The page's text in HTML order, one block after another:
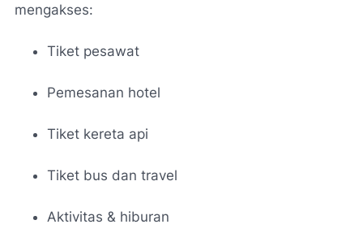
mengakses:
Tiket pesawat
Pemesanan hotel
Tiket kereta api
Tiket bus dan travel
Aktivitas & hiburan